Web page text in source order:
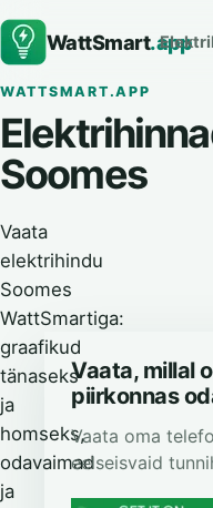
WattSmart.app
WATTSMART.APP
Soomes
Vaata
elektrihindu
Soomes
WattSmartiga:
graafikud
tänaseks
ja
homseks,
odavaimad
ja
Vaata, millal
piirkonnas
Vaata oma
eelseisvaid